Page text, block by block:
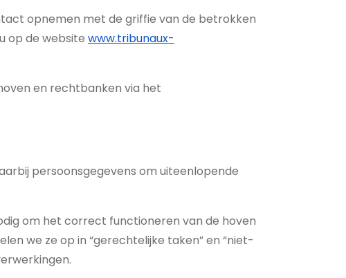
opnemen met de griffie van de betrokken
op de website www.tribunaux-
en rechtbanken via het
persoonsgegevens om uiteenlopende
om het correct functioneren van de hoven
we ze op in “gerechtelijke taken” en “niet-